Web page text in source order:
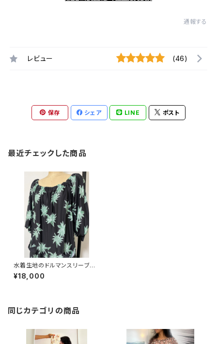
通報する
レビュー (46)
保存 シェア LINE ポスト
最近チェックした商品
水着生地のドルマンスリーブロ
ンパース
¥18,000
同じカテゴリの商品